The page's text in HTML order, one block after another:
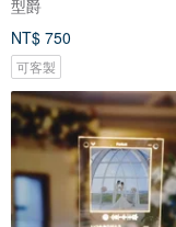
型爵
NT$ 750
可客製